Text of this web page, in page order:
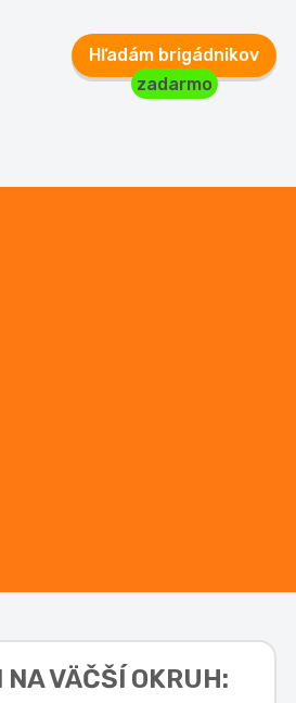
Hľadám brigádnikov
zadarmo
VÄČŠÍ OKRUH: